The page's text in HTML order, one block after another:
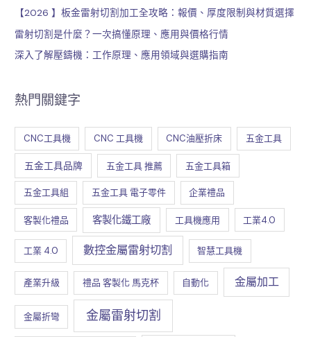
【2026 】板金雷射切割加工全攻略：報價、厚度限制與材質選擇
雷射切割是什麼？一次搞懂原理、應用與價格行情
深入了解壓鑄機：工作原理、應用領域與選購指南
熱門關鍵字
CNC工具機 CNC 工具機 CNC油壓折床 五金工具
五金工具品牌 五金工具 推薦 五金工具箱
五金工具組 五金工具 電子零件 企業禮品
客製化禮品 客製化鐵工廠 工具機應用 工業4.0
工業 4.0 數控金屬雷射切割 智慧工具機
產業升級 禮品 客製化 馬克杯 自動化 金屬加工
金屬折彎 金屬雷射切割